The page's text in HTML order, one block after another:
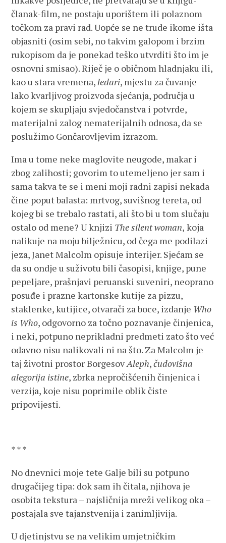
članak-film, ne postaju uporištem ili polaznom
točkom za pravi rad. Uopće se ne trude ikome išta
objasniti (osim sebi, no takvim galopom i brzim
rukopisom da je ponekad teško utvrditi što im je
osnovni smisao). Riječ je o običnom hladnjaku ili,
kao u stara vremena, ledari, mjestu za čuvanje
lako kvarljivog proizvoda sjećanja, područja u
kojem se skupljaju svjedočanstva i potvrde,
materijalni zalog nematerijalnih odnosa, da se
poslužimo Gončarovljevim izrazom.
Ima u tome neke maglovite neugode, makar i
zbog zalihosti; govorim to utemeljeno jer sam i
sama takva te se i meni moji radni zapisi nekada
čine poput balasta: mrtvog, suvišnog tereta, od
kojeg bi se trebalo rastati, ali što bi u tom slučaju
ostalo od mene? U knjizi The silent woman, koja
nalikuje na moju bilježnicu, od čega me podilazi
jeza, Janet Malcolm opisuje interijer. Sjećam se
da su ondje u suživotu bili časopisi, knjige, pune
pepeljare, prašnjavi peruanski suveniri, neoprano
posuđe i prazne kartonske kutije za pizzu,
staklenke, kutijice, otvarači za boce, izdanje Who
is Who, odgovorno za točno poznavanje činjenica,
i neki, potpuno neprikladni predmeti zato što već
odavno nisu nalikovali ni na što. Za Malcolm je
taj životni prostor BorgesovAleph,čudovišna
alegorija istine, zbrka nepročišćenih činjenica i
verzija, koje nisu poprimile oblik čiste
pripovijesti.
* * *
No dnevnici moje tete Galje bili su potpuno
drugačijeg tipa: dok sam ih čitala, njihova je
osobita tekstura – najsličnija mreži velikog oka –
postajala sve tajanstvenija i zanimljivija.
U djetinjstvu se na velikim umjetničkim